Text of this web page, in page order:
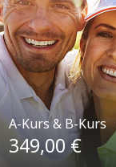
A-Kurs & B-Kurs
349,00 €